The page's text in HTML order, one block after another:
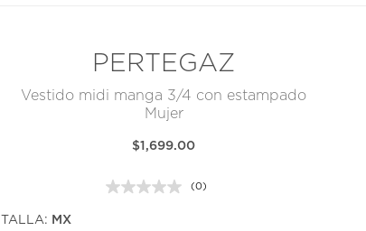
PERTEGAZ
Vestido midi manga 3/4 con estampado
Mujer
$1,699.00
Sin
(0)
TALLA: MX